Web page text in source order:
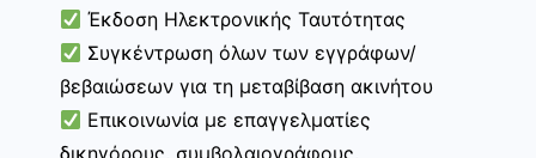
Έκδοση Ηλεκτρονικής Ταυτότητας
Συγκέντρωση όλων των εγγράφων/
βεβαιώσεων για τη μεταβίβαση ακινήτου
Επικοινωνία με επαγγελματίες